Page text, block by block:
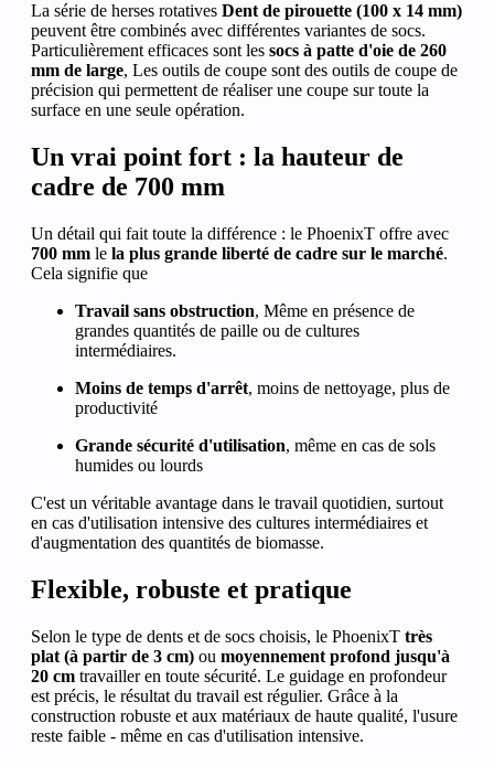
La série de herses rotatives Dent de pirouette (100 x 14 mm)
peuvent être combinés avec différentes variantes de socs.
Particulièrement efficaces sont les socs à patte d'oie de 260
mm de large, Les outils de coupe sont des outils de coupe de
précision qui permettent de réaliser une coupe sur toute la
surface en une seule opération.
Un vrai point fort : la hauteur de
cadre de 700 mm
Un détail qui fait toute la différence : le PhoenixT offre avec
700 mm le la plus grande liberté de cadre sur le marché.
Cela signifie que
Travail sans obstruction, Même en présence de
grandes quantités de paille ou de cultures
intermédiaires.
Moins de temps d'arrêt, moins de nettoyage, plus de
productivité
Grande sécurité d'utilisation, même en cas de sols
humides ou lourds
C'est un véritable avantage dans le travail quotidien, surtout
en cas d'utilisation intensive des cultures intermédiaires et
d'augmentation des quantités de biomasse.
Flexible, robuste et pratique
Selon le type de dents et de socs choisis, le PhoenixT très
plat (à partir de 3 cm) ou moyennement profond jusqu'à
20 cm travailler en toute sécurité. Le guidage en profondeur
est précis, le résultat du travail est régulier. Grâce à la
construction robuste et aux matériaux de haute qualité, l'usure
reste faible - même en cas d'utilisation intensive.